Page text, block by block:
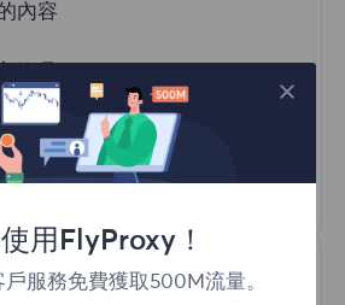
內容
用FlyProxy！
服務免費獲取500M流量。